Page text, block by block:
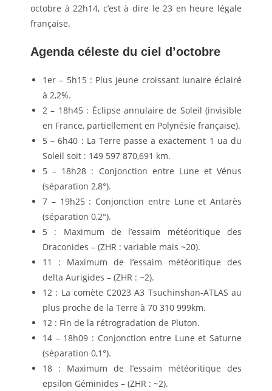
octobre à 22h14, c’est à dire le 23 en heure légale
française.
Agenda céleste du ciel d’octobre
1er – 5h15 : Plus jeune croissant lunaire éclairé
à 2,2%.
2 – 18h45 : Éclipse annulaire de Soleil (invisible
en France, partiellement en Polynésie française).
5 – 6h40 : La Terre passe a exactement 1 ua du
Soleil soit : 149 597 870,691 km.
5 – 18h28 : Conjonction entre Lune et Vénus
(séparation 2,8°).
7 – 19h25 : Conjonction entre Lune et Antarès
(séparation 0,2°).
5 : Maximum de l’essaim météoritique des
Draconides – (ZHR : variable mais ~20).
11 : Maximum de l’essaim météoritique des
delta Aurigides – (ZHR : ~2).
12 : La comète C2023 A3 Tsuchinshan-ATLAS au
plus proche de la Terre à 70 310 999km.
12 : Fin de la rétrogradation de Pluton.
14 – 18h09 : Conjonction entre Lune et Saturne
(séparation 0,1°).
18 : Maximum de l’essaim météoritique des
epsilon Géminides – (ZHR : ~2).